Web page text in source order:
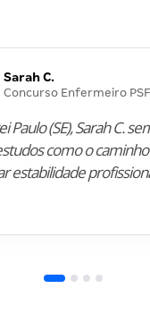
Sarah C.
Concurso Enfermeiro PSF
Paulo (SE), Sarah C.
como o
estabilidade